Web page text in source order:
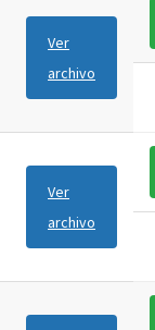
Ver
archivo
Ver
archivo